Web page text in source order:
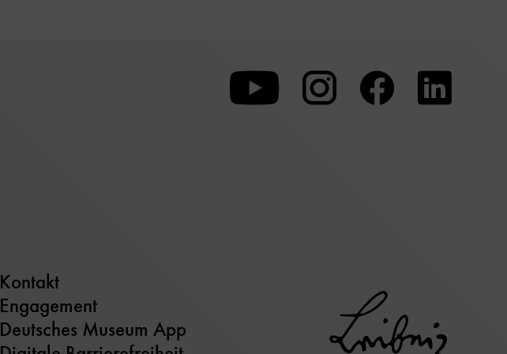
Kontakt
Engagement
Deutsches Museum App
Zu
unserer
Zu
unserer
Zu
unserer